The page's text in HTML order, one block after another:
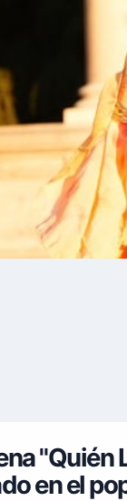
"Quién
en el